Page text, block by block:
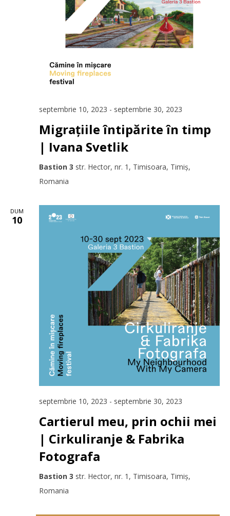
septembrie 10, 2023 - septembrie 30, 2023
Migrațiile întipărite în timp
| Ivana Svetlik
Bastion 3 str. Hector, nr. 1, Timisoara, Timiș,
Romania
DUM
10
septembrie 10, 2023 - septembrie 30, 2023
Cartierul meu, prin ochii mei
| Cirkuliranje & Fabrika
Fotografa
Bastion 3 str. Hector, nr. 1, Timisoara, Timiș,
Romania